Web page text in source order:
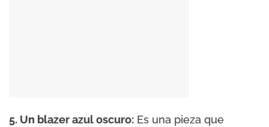
5. Un blazer azul oscuro: Es una pieza que